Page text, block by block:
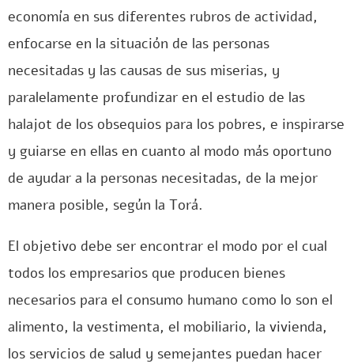
economía en sus diferentes rubros de actividad,
enfocarse en la situación de las personas
necesitadas y las causas de sus miserias, y
paralelamente profundizar en el estudio de las
halajot de los obsequios para los pobres, e inspirarse
y guiarse en ellas en cuanto al modo más oportuno
de ayudar a la personas necesitadas, de la mejor
manera posible, según la Torá.
El objetivo debe ser encontrar el modo por el cual
todos los empresarios que producen bienes
necesarios para el consumo humano como lo son el
alimento, la vestimenta, el mobiliario, la vivienda,
los servicios de salud y semejantes puedan hacer